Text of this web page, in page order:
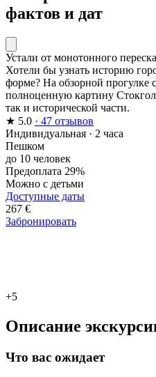
фактов и дат
Устали от монотонного
Хотели бы узнать историю
форме? На обзорной
полноценную картину
так и исторической части.
★ 5.0 · 47 отзывов
Индивидуальная · 2 часа
Пешком
до 10 человек
Предоплата 29%
Можно с детьми
Доступные даты
267 €
Забронировать
+5
Описание
Что вас ожидает